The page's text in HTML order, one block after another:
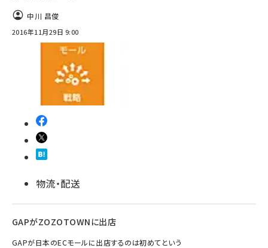
中川 昌俊
2016年11月29日 9:00
物流・配送
GAPがZOZOTOWNに出店
GAPが日本のECモールに出店するのは初めてという